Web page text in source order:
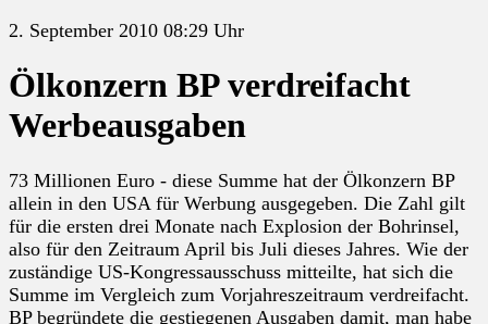
2. September 2010 08:29 Uhr
Ölkonzern BP verdreifacht
Werbeausgaben
73 Millionen Euro - diese Summe hat der Ölkonzern BP
allein in den USA für Werbung ausgegeben. Die Zahl gilt
für die ersten drei Monate nach Explosion der Bohrinsel,
also für den Zeitraum April bis Juli dieses Jahres. Wie der
zuständige US-Kongressausschuss mitteilte, hat sich die
Summe im Vergleich zum Vorjahreszeitraum verdreifacht.
BP begründete die gestiegenen Ausgaben damit, man habe